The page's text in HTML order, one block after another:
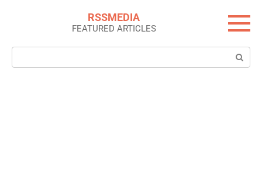
RSSMEDIA
FEATURED ARTICLES
Search: